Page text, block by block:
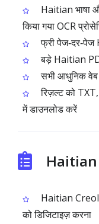
Haitian भाषा
किया गया OCR
फ्री
बड़े Haitian
सभी आधुनिक वेब
रिज़ल्ट को
में डाउनलोड करें
Haitian
Haitian Creole
को डिजिटाइज़ करना